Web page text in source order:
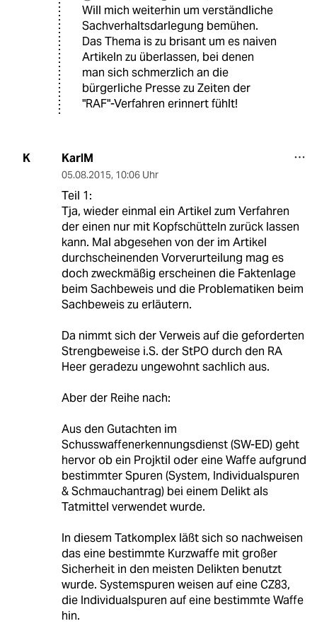
Will mich weiterhin um verständliche
Sachverhaltsdarlegung bemühen.
Das Thema is zu brisant um es naiven
Artikeln zu überlassen, bei denen
man sich schmerzlich an die
bürgerliche Presse zu Zeiten der
"RAF"-Verfahren erinnert fühlt!
K KarlM
05.08.2015, 10:06 Uhr
Teil 1:
Tja, wieder einmal ein Artikel zum Verfahren
der einen nur mit Kopfschütteln zurück lassen
kann. Mal abgesehen von der im Artikel
durchscheinenden Vorverurteilung mag es
doch zweckmäßig erscheinen die Faktenlage
beim Sachbeweis und die Problematiken beim
Sachbeweis zu erläutern.
Da nimmt sich der Verweis auf die geforderten
Strengbeweise i.S. der StPO durch den RA
Heer geradezu ungewohnt sachlich aus.
Aber der Reihe nach:
Aus den Gutachten im
Schusswaffenerkennungsdienst (SW-ED) geht
hervor ob ein Projktil oder eine Waffe aufgrund
bestimmter Spuren (System, Individualspuren
& Schmauchantrag) bei einem Delikt als
Tatmittel verwendet wurde.
In diesem Tatkomplex läßt sich so nachweisen
das eine bestimmte Kurzwaffe mit großer
Sicherheit in den meisten Delikten benutzt
wurde. Systemspuren weisen auf eine CZ83,
die Individualspuren auf eine bestimmte Waffe
hin.